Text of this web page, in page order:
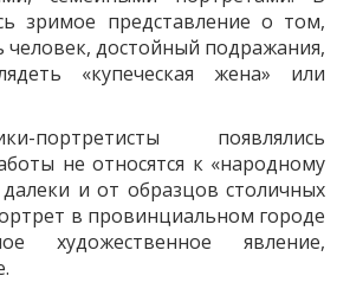
зримое представление о том,
достойный подражания,
«купеческая жена» или
портретисты появлялись
не относятся к «народному
далеки и от образцов столичных
в провинциальном городе
художественное явление,